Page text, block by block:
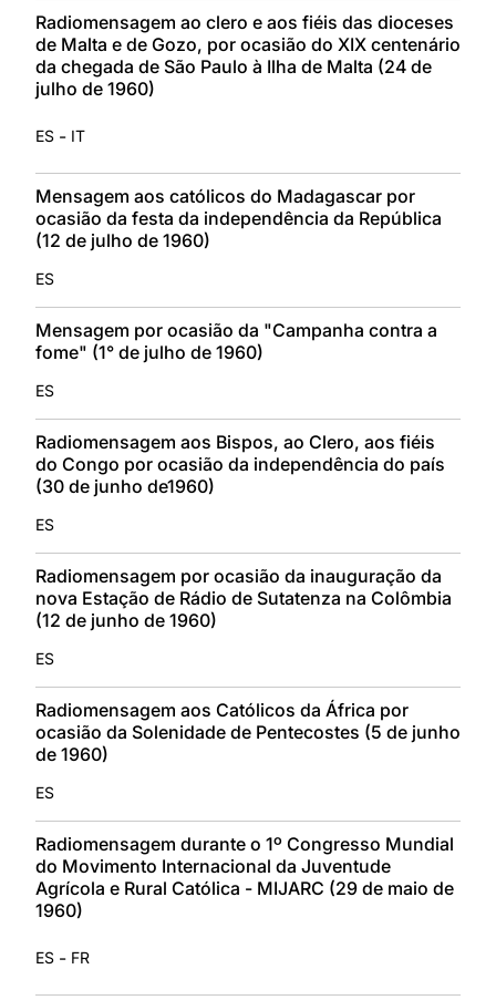
Radiomensagem ao clero e aos fiéis das dioceses
de Malta e de Gozo, por ocasião do XIX centenário
da chegada de São Paulo à Ilha de Malta (24 de
julho de 1960)
ES - IT
Mensagem aos católicos do Madagascar por
ocasião da festa da independência da República
(12 de julho de 1960)
ES
Mensagem por ocasião da "Campanha contra a
fome" (1° de julho de 1960)
ES
Radiomensagem aos Bispos, ao Clero, aos fiéis
do Congo por ocasião da independência do país
(30 de junho de1960)
ES
Radiomensagem por ocasião da inauguração da
nova Estação de Rádio de Sutatenza na Colômbia
(12 de junho de 1960)
ES
Radiomensagem aos Católicos da África por
ocasião da Solenidade de Pentecostes (5 de junho
de 1960)
ES
Radiomensagem durante o 1º Congresso Mundial
do Movimento Internacional da Juventude
Agrícola e Rural Católica - MIJARC (29 de maio de
1960)
ES - FR